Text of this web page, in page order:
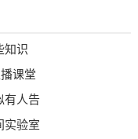
颜色分离和应用。
和热力学定律，并了
耳定律和盖吕萨克
知识
课堂
有人告
实验室